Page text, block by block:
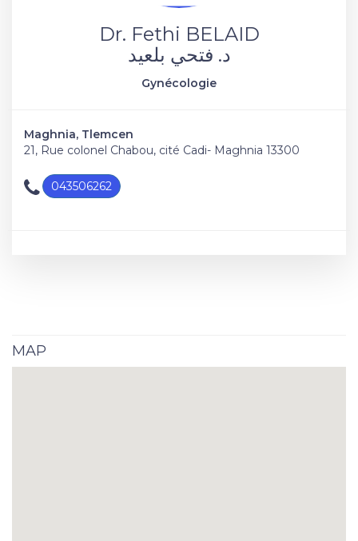
Dr. Fethi BELAID
د. فتحي بلعيد
Gynécologie
Maghnia, Tlemcen
21, Rue colonel Chabou, cité Cadi- Maghnia 13300
043506262
MAP